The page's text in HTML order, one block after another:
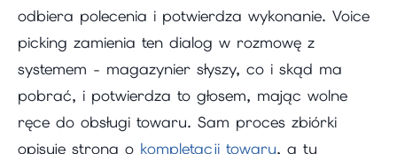
odbiera polecenia i potwierdza wykonanie. Voice
picking zamienia ten dialog w rozmowę z
systemem - magazynier słyszy, co i skąd ma
pobrać, i potwierdza to głosem, mając wolne
ręce do obsługi towaru. Sam proces zbiórki
opisuje strona o kompletacji towaru, a tu